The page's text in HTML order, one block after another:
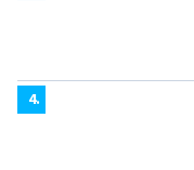
4.